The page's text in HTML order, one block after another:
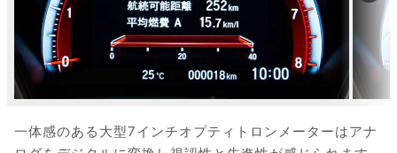
一体感のある大型7インチオプティトロンメーターはアナ